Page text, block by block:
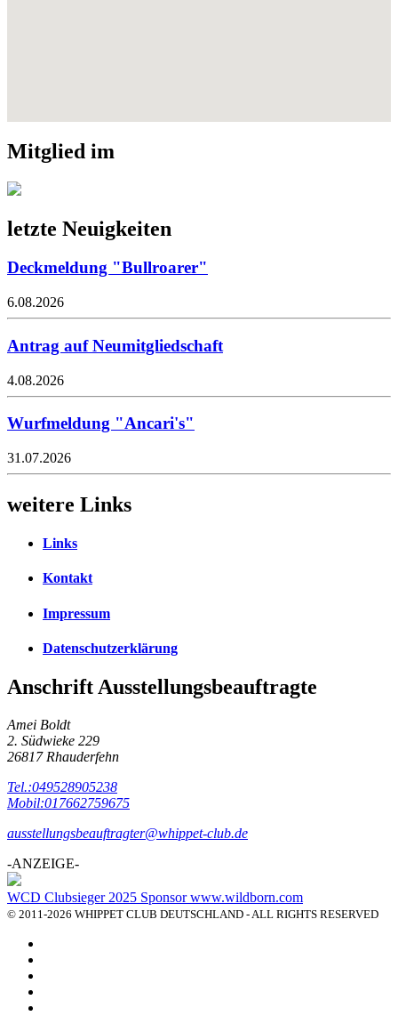
Mitglied im
letzte Neuigkeiten
Deckmeldung "Bullroarer"
6.08.2026
Antrag auf Neumitgliedschaft
4.08.2026
Wurfmeldung "Ancari's"
31.07.2026
weitere Links
Links
Kontakt
Impressum
Datenschutzerklärung
Anschrift Ausstellungsbeauftragte
Amei Boldt
2. Südwieke 229
26817 Rhauderfehn
Tel.:049528905238
Mobil:017662759675
ausstellungsbeauftragter@whippet-club.de
-ANZEIGE-
WCD Clubsieger 2025 Sponsor www.wildborn.com
© 2011-2026 WHIPPET CLUB DEUTSCHLAND - ALL RIGHTS RESERVED